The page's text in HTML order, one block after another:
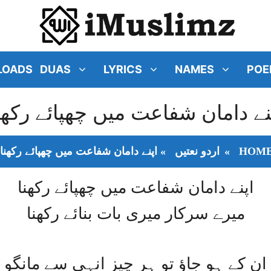
DUAS LYRICS NAMES
ﺩﺍﻣﺎﻥ ﺷﻔﺎﻋﺖ ﻣﯿﮟ ﭼﮭﭙﺎﺋﮯ
» اردو نعتیں » ﺍﭘﻨﮯ ﺩﺍﻣﺎﻥ ﺷﻔﺎﻋﺖ ﻣﯿﮟ ﭼﮭﭙﺎﺋﮯ ﺭﮐﮭﻨﺎ
ﺍﭘﻨﮯ ﺩﺍﻣﺎﻥ ﺷﻔﺎﻋﺖ ﻣﯿﮟ ﭼﮭﭙﺎﺋﮯ ﺭﮐﮭﻨﺎ
ﻣﯿﺮﮮ ﺳﺮﮐﺎﺭ ﻣﯿﺮﯼ ﺑﺎﺕ ﺑﻨﺎﺋﮯ ﺭﮐﮭﻨﺎ
ﺍﻥ ﮐﮯ ﮨﻮ ﺟﺎﺅ ﺗﻮ ﮨﺮ ﭼﯿﺰ ﺍﻧﮩﯽ ﺳﮯ ﻣﺎﻧﮕﻮ